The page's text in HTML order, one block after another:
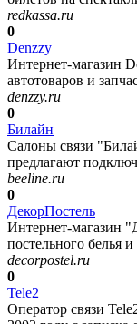
redkassa.ru
0
Denzzy
Интернет-магазин
автотоваров и
denzzy.ru
0
Билайн
Салоны связи
предлагают
beeline.ru
0
ДекорПостель
Интернет-магазин
постельного белья
decorpostel.ru
0
Tele2
Оператор связи